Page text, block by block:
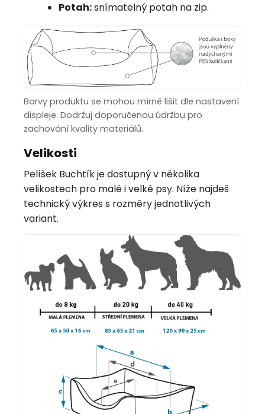
Potah:snímatelný potah na zip.
Barvy produktu se mohou mírně lišit dle nastavení
displeje. Dodržuj doporučenou údržbu pro
zachování kvality materiálů.
Velikosti
Pelíšek Buchtík je dostupný v několika
velikostech pro malé i velké psy. Níže najdeš
technický výkres s rozměry jednotlivých
variant.